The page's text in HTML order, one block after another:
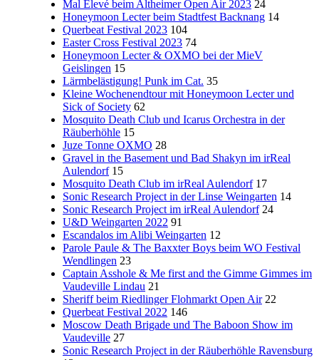
Mal Èlevé beim Altheimer Open Air 2023 24
Honeymoon Lecter beim Stadtfest Backnang 14
Querbeat Festival 2023 104
Easter Cross Festival 2023 74
Honeymoon Lecter & OXMO bei der MieV
Geislingen 15
Lärmbelästigung! Punk im Cat. 35
Kleine Wochenendtour mit Honeymoon Lecter und
Sick of Society 62
Mosquito Death Club und Icarus Orchestra in der
Räuberhöhle 15
Juze Tonne OXMO 28
Gravel in the Basement und Bad Shakyn im irReal
Aulendorf 15
Mosquito Death Club im irReal Aulendorf 17
Sonic Research Project in der Linse Weingarten 14
Sonic Research Project im irReal Aulendorf 24
U&D Weingarten 2022 91
Escandalos im Alibi Weingarten 12
Parole Paule & The Baxxter Boys beim WO Festival
Wendlingen 23
Captain Asshole & Me first and the Gimme Gimmes im
Vaudeville Lindau 21
Sheriff beim Riedlinger Flohmarkt Open Air 22
Querbeat Festival 2022 146
Moscow Death Brigade und The Baboon Show im
Vaudeville 27
Sonic Research Project in der Räuberhöhle Ravensburg